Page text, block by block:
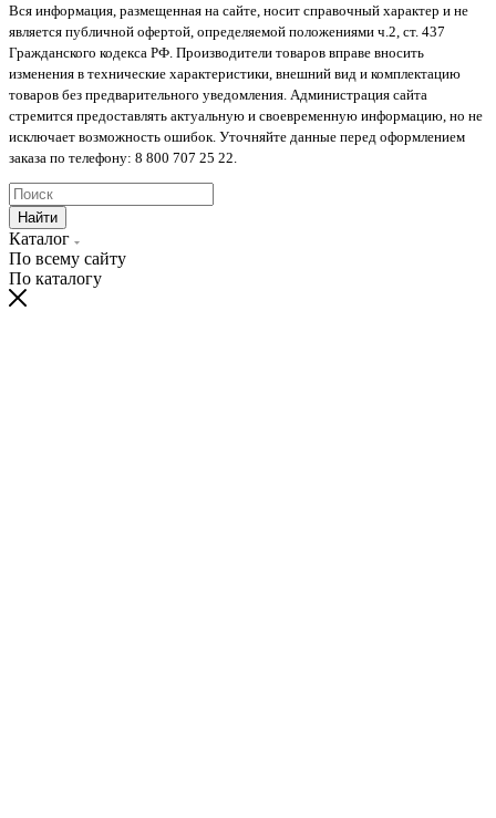
Вся информация, размещенная на сайте, носит справочный характер и не
является публичной офертой, определяемой положениями ч.2, ст. 437
Гражданского кодекса РФ. Производители товаров вправе вносить
изменения в технические характеристики, внешний вид и комплектацию
товаров без предварительного уведомления. Администрация сайта
стремится предоставлять актуальную и своевременную информацию, но не
исключает возможность ошибок. Уточняйте данные перед оформлением
заказа по телефону: 8 800 707 25 22.
Найти
Каталог
По всему сайту
По каталогу